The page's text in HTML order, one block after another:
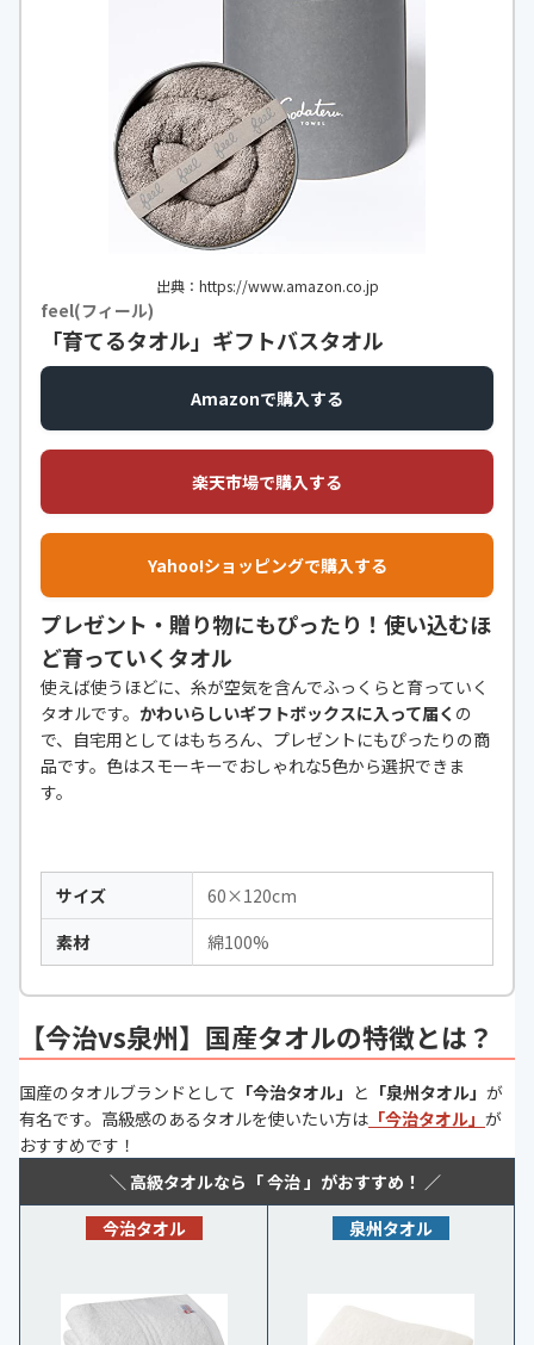
出典：https://www.amazon.co.jp
feel(フィール)
「育てるタオル」ギフトバスタオル
Amazonで購入する
楽天市場で購入する
Yahoo!ショッピングで購入する
プレゼント・贈り物にもぴったり！使い込むほ
ど育っていくタオル
使えば使うほどに、糸が空気を含んでふっくらと育っていく
タオルです。 かわいらしいギフトボックスに入って届く の
で、自宅用としてはもちろん、プレゼントにもぴったりの商
品です。色はスモーキーでおしゃれな5色から選択できま
す。
サイズ
60×120cm
素材
綿100%
【今治vs泉州】国産タオルの特徴とは？
国産のタオルブランドとして 「今治タオル」 と 「泉州タオル」 が
有名です。高級感のあるタオルを使いたい方は 「今治タオル」 が
おすすめです！
＼ 高級タオルなら「 今治 」がおすすめ！ ／
今治タオル
泉州タオル